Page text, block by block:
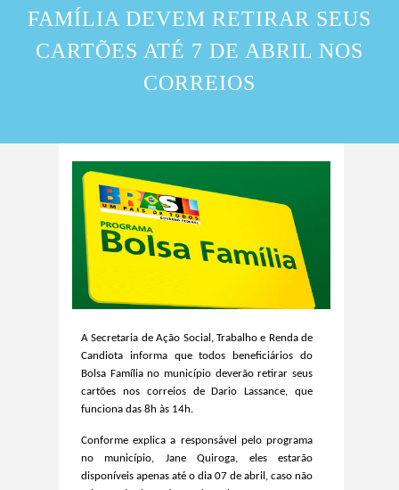
FAMÍLIA DEVEM RETIRAR SEUS
CARTÕES ATÉ 7 DE ABRIL NOS
CORREIOS
A Secretaria de Ação Social, Trabalho e Renda de
Candiota informa que todos beneficiários do
Bolsa Família no município deverão retirar seus
cartões nos correios de Dario Lassance, que
funciona das 8h às 14h.
Conforme explica a responsável pelo programa
no município, Jane Quiroga, eles estarão
disponíveis apenas até o dia 07 de abril, caso não